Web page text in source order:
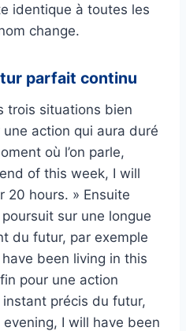
identique à toutes les
change.
parfait continu
trois situations bien
une action qui aura duré
où l’on parle,
of this week, I will
20 hours. » Ensuite
sur une longue
du futur, par exemple
been living in this
pour une action
précis du futur,
I will have been